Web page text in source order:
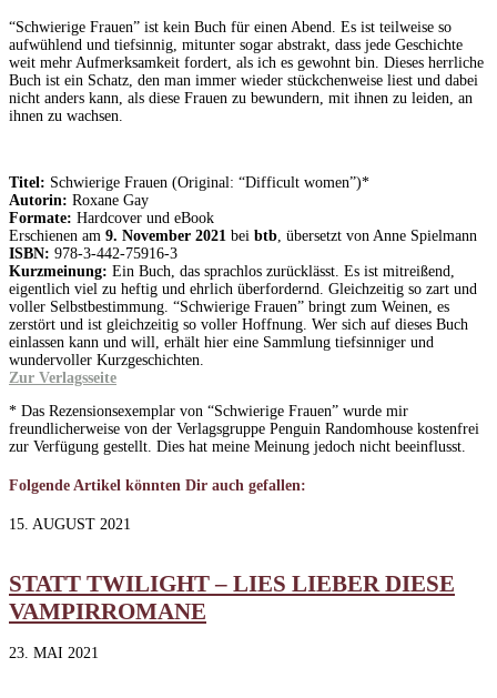
“Schwierige Frauen” ist kein Buch für einen Abend. Es ist teilweise so
aufwühlend und tiefsinnig, mitunter sogar abstrakt, dass jede Geschichte
weit mehr Aufmerksamkeit fordert, als ich es gewohnt bin. Dieses herrliche
Buch ist ein Schatz, den man immer wieder stückchenweise liest und dabei
nicht anders kann, als diese Frauen zu bewundern, mit ihnen zu leiden, an
ihnen zu wachsen.
Titel: Schwierige Frauen (Original: “Difficult women”)*
Autorin: Roxane Gay
Formate: Hardcover und eBook
Erschienen am 9. November 2021 bei btb, übersetzt von Anne Spielmann
ISBN: 978-3-442-75916-3
Kurzmeinung: Ein Buch, das sprachlos zurücklässt. Es ist mitreißend,
eigentlich viel zu heftig und ehrlich überfordernd. Gleichzeitig so zart und
voller Selbstbestimmung. “Schwierige Frauen” bringt zum Weinen, es
zerstört und ist gleichzeitig so voller Hoffnung. Wer sich auf dieses Buch
einlassen kann und will, erhält hier eine Sammlung tiefsinniger und
wundervoller Kurzgeschichten.
Zur Verlagsseite
* Das Rezensionsexemplar von “Schwierige Frauen” wurde mir
freundlicherweise von der Verlagsgruppe Penguin Randomhouse kostenfrei
zur Verfügung gestellt. Dies hat meine Meinung jedoch nicht beeinflusst.
Folgende Artikel könnten Dir auch gefallen:
15. AUGUST 2021
STATT TWILIGHT – LIES LIEBER DIESE
VAMPIRROMANE
23. MAI 2021